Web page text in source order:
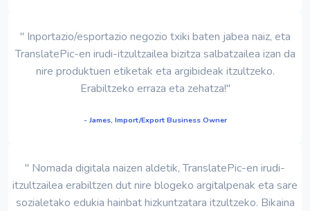
" Inportazio/esportazio negozio txiki baten jabea naiz, eta
TranslatePic-en irudi-itzultzailea bizitza salbatzailea izan da
nire produktuen etiketak eta argibideak itzultzeko.
Erabiltzeko erraza eta zehatza!"
- James, Import/Export Business Owner
" Nomada digitala naizen aldetik, TranslatePic-en irudi-
itzultzailea erabiltzen dut nire blogeko argitalpenak eta sare
sozialetako edukia hainbat hizkuntzatara itzultzeko. Bikaina